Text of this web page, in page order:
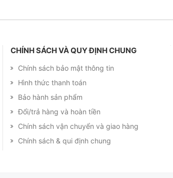
CHÍNH SÁCH VÀ QUY ĐỊNH CHUNG
Chính sách bảo mật thông tin
Hình thức thanh toán
Bảo hành sản phẩm
Đổi/trả hàng và hoàn tiền
Chính sách vận chuyển và giao hàng
Chính sách & qui định chung